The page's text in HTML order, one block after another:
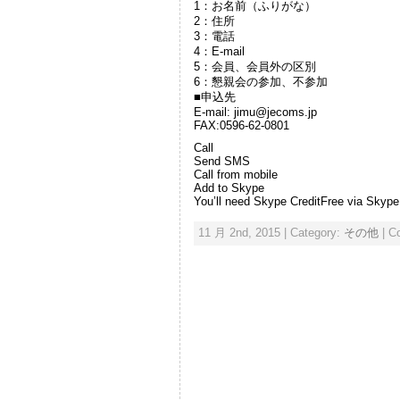
1：お名前（ふりがな）
2：住所
3：電話
4：E-mail
5：会員、会員外の区別
6：懇親会の参加、不参加
■申込先
E-mail: jimu@jecoms.jp
FAX:0596-62-0801
Call
Send SMS
Call from mobile
Add to Skype
You’ll need Skype CreditFree via Skype
11 月 2nd, 2015 | Category: その他